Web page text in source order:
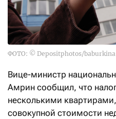
ФОТО: © Depositphotos/baburkina
Вице-министр
Амрин сообщил, что
несколькими
совокупной стоимости